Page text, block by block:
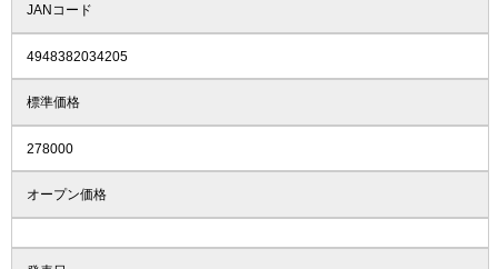
JANコード
4948382034205
標準価格
278000
オープン価格